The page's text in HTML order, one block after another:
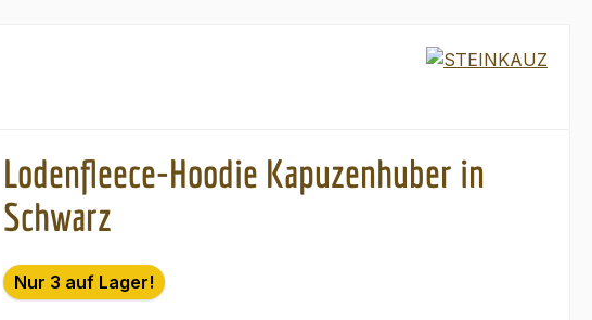
Lodenfleece-Hoodie Kapuzenhuber in
Schwarz
Nur 3 auf Lager!